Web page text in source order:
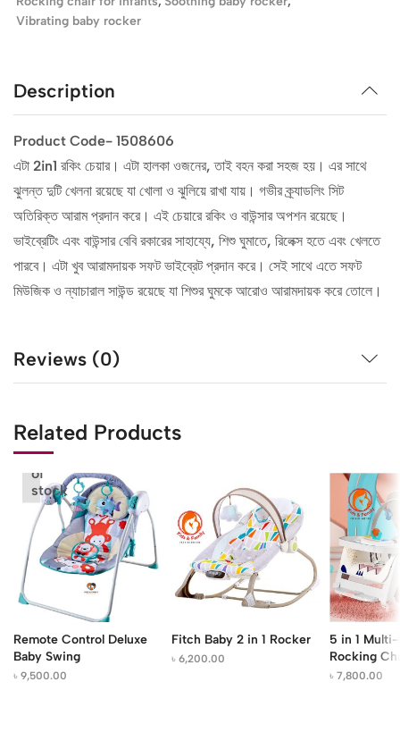
Vibrating baby rocker
Description
Product Code- 1508606
এটা 2in1 রকিং চেয়ার। এটা হালকা ওজনের, তাই বহন করা সহজ হয়। এর সাথে
ঝুলন্ত দুটি খেলনা রয়েছে যা খোলা ও ঝুলিয়ে রাখা যায়। গভীর ক্র্যাডলিং সিট
অতিরিক্ত আরাম প্রদান করে। এই চেয়ারে রকিং ও বাউন্সার অপশন রয়েছে।
ভাইব্রেটিং এবং বাউন্সার বেবি রকারের সাহায্যে, শিশু ঘুমাতে, রিলেক্স হতে এবং খেলতে
পারবে। এটা খুব আরামদায়ক সফট ভাইব্রেট প্রদান করে। সেই সাথে এতে সফট
মিউজিক ও ন্যাচারাল সাউন্ড রয়েছে যা শিশুর ঘুমকে আরোও আরামদায়ক করে তোলে।
Reviews (0)
Related Products
Out
of
stock
Remote Control Deluxe
Baby Swing
৳ 9,500.00
Fitch Baby 2 in 1 Rocker
৳6,200.00
5 in 1
Rocking
৳7,800.00